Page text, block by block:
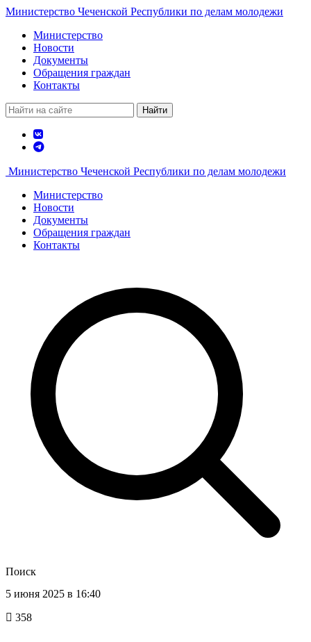
Министерство Чеченской Республики по делам молодежи
Министерство
Новости
Документы
Обращения граждан
Контакты
Найти
Министерство Чеченской Республики по делам молодежи
Министерство
Новости
Документы
Обращения граждан
Контакты
Поиск
5 июня 2025 в 16:40
358